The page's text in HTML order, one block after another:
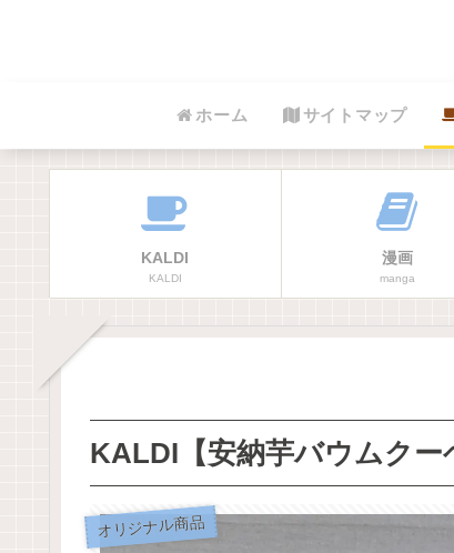
ホーム サイトマップ
KALDI
KALDI
漫画
manga
KALDI【安納芋バウムクー
オリジナル商品